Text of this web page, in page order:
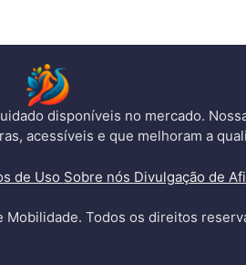
disponíveis no mercado.
acessíveis e que melhoram a
de Uso Sobre nós Divulgação de
Todos os direitos